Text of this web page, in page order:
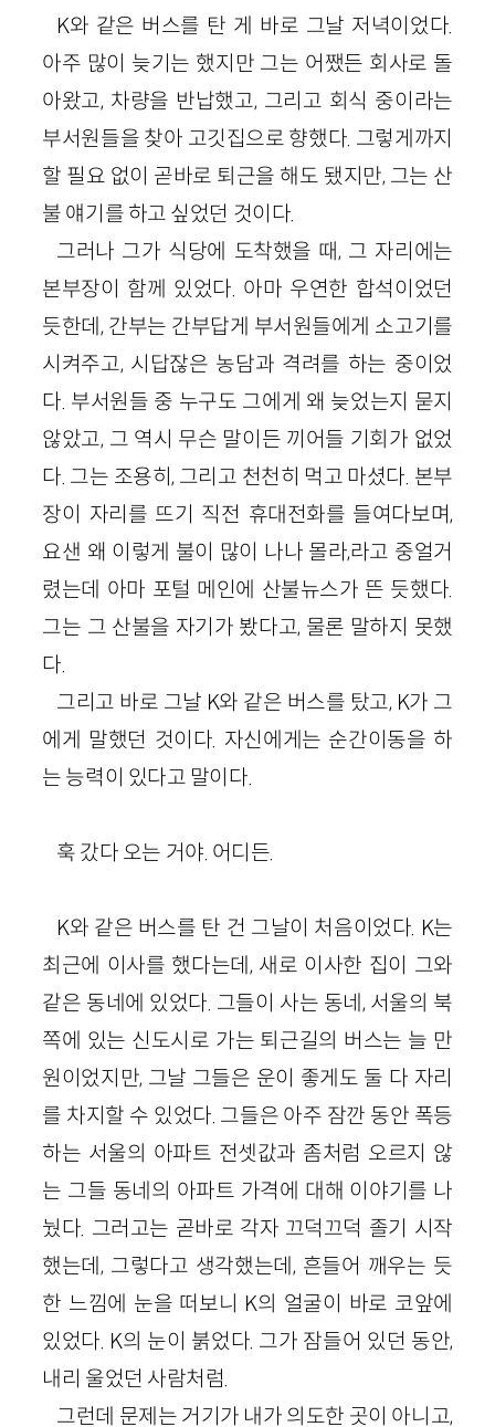
K와 같은 버스를 탄 게 바로 그날 저녁이었다.
아주 많이 늦기는 했지만 그는 어쨌든 회사로 돌
아왔고, 차량을 반납했고, 그리고 회식 중이라는
부서원들을 찾아 고깃집으로 향했다. 그렇게까지
할 필요 없이 곧바로 퇴근을 해도 됐지만, 그는 산
불 얘기를 하고 싶었던 것이다.
그러나 그가 식당에 도착했을 때, 그 자리에는
본부장이 함께 있었다. 아마 우연한 합석이었던
듯한데, 간부는 간부답게 부서원들에게 소고기를
시켜주고, 시답잖은 농담과 격려를 하는 중이었
다. 부서원들 중 누구도 그에게 왜 늦었는지 묻지
않았고, 그 역시 무슨 말이든 끼어들 기회가 없었
다. 그는 조용히, 그리고 천천히 먹고 마셨다. 본부
장이 자리를 뜨기 직전 휴대전화를 들여다보며,
요샌 왜 이렇게 불이 많이 나나 몰라,라고 중얼거
렸는데 아마 포털 메인에 산불뉴스가 뜬 듯했다.
그는 그 산불을 자기가 봤다고, 물론 말하지 못했
다.
그리고 바로 그날 K와 같은 버스를 탔고, K가 그
에게 말했던 것이다. 자신에게는 순간이동을 하
는 능력이 있다고 말이다.
훅 갔다 오는 거야. 어디든.
K와 같은 버스를 탄 건 그날이 처음이었다. K는
최근에 이사를 했다는데, 새로 이사한 집이 그와
같은 동네에 있었다. 그들이 사는 동네, 서울의 북
쪽에 있는 신도시로 가는 퇴근길의 버스는 늘 만
원이었지만, 그날 그들은 운이 좋게도 둘 다 자리
를 차지할 수 있었다. 그들은 아주 잠깐 동안 폭등
하는 서울의 아파트 전셋값과 좀처럼 오르지 않
는 그들 동네의 아파트 가격에 대해 이야기를 나
눴다. 그러고는 곧바로 각자 끄덕끄덕 졸기 시작
했는데, 그렇다고 생각했는데, 흔들어 깨우는 듯
한 느낌에 눈을 떠보니 K의 얼굴이 바로 코앞에
있었다. K의 눈이 붉었다. 그가 잠들어 있던 동안,
내리 울었던 사람처럼.
그런데 문제는 거기가 내가 의도한 곳이 아니고,